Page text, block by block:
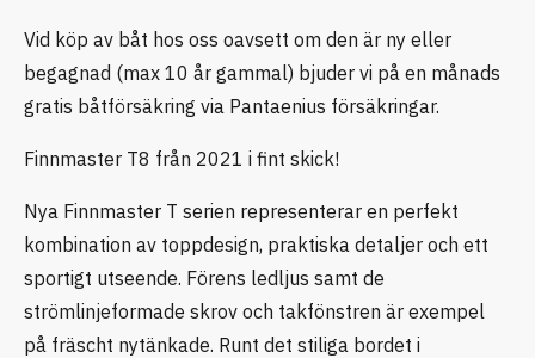
Vid köp av båt hos oss oavsett om den är ny eller
begagnad (max 10 år gammal) bjuder vi på en månads
gratis båtförsäkring via Pantaenius försäkringar.
Finnmaster T8 från 2021 i fint skick!
Nya Finnmaster T serien representerar en perfekt
kombination av toppdesign, praktiska detaljer och ett
sportigt utseende. Förens ledljus samt de
strömlinjeformade skrov och takfönstren är exempel
på fräscht nytänkade. Runt det stiliga bordet i